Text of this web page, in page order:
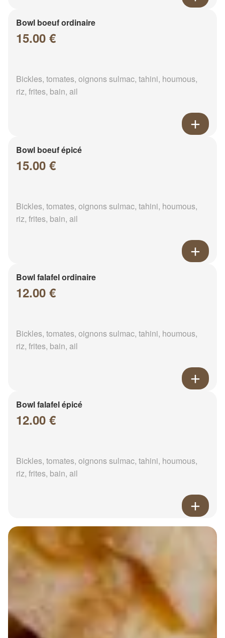
Bowl boeuf ordinaire
15.00 €
Bickles, tomates, oignons sulmac, tahini, houmous,
riz, frites, bain, ail
Bowl boeuf épicé
15.00 €
Bickles, tomates, oignons sulmac, tahini, houmous,
riz, frites, bain, ail
Bowl falafel ordinaire
12.00 €
Bickles, tomates, oignons sulmac, tahini, houmous,
riz, frites, bain, ail
Bowl falafel épicé
12.00 €
Bickles, tomates, oignons sulmac, tahini, houmous,
riz, frites, bain, ail